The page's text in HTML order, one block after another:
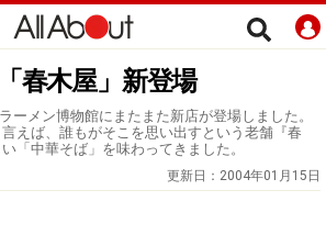
春木屋」新登場
ーメン博物館にまたまた新店が登場しました。
言えば、誰もがそこを思い出すという老舗『春
「中華そば」を味わってきました。
更新日： 2004年01月15日